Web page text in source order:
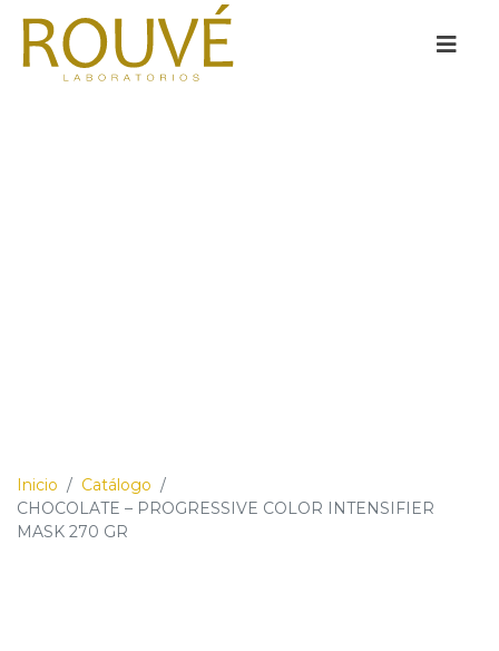
Inicio / Catálogo /
CHOCOLATE – PROGRESSIVE COLOR INTENSIFIER
MASK 270 GR